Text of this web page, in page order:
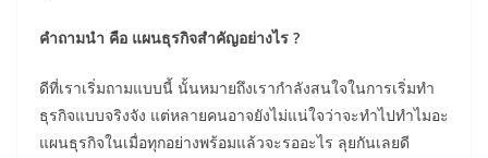
คำถามนำ คือ แผนธุรกิจสำคัญอย่างไร ?
ดีที่เราเริ่มถามแบบนี้ นั้นหมายถึงเรากำลังสนใจในการเริ่มทำ
ธุรกิจแบบจริงจัง แต่หลายคนอาจยังไม่แน่ใจว่าจะทำไปทำไมอะ
แผนธุรกิจในเมื่อทุกอย่างพร้อมแล้วจะรออะไร ลุยกันเลยดี